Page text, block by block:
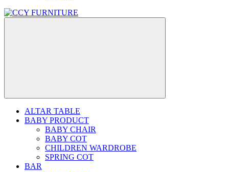
ALTAR TABLE
BABY PRODUCT
BABY CHAIR
BABY COT
CHILDREN WARDROBE
SPRING COT
BAR